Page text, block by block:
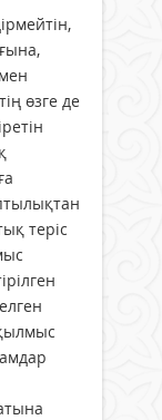
өзге де
теріс